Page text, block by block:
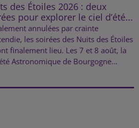
des Étoiles 2026 : deux
pour explorer le ciel d’été...
annulées par crainte
les soirées des Nuits des Étoiles
finalement lieu. Les 7 et 8 août, la
Astronomique de Bourgogne...